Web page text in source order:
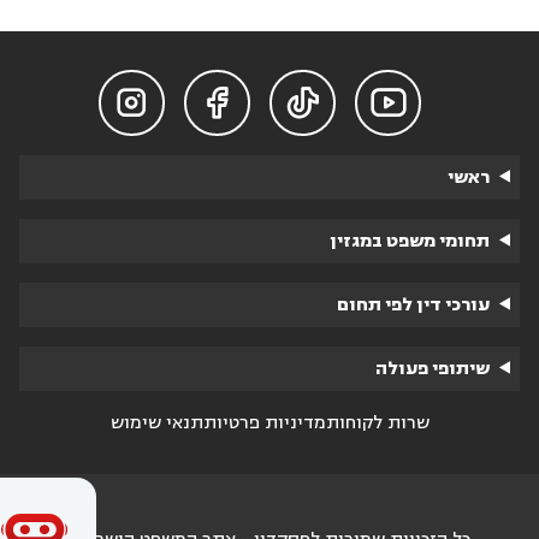




ראשי
תחומי משפט במגזין
עורכי דין לפי תחום
שיתופי פעולה
שרות לקוחותמדיניות פרטיותתנאי שימוש